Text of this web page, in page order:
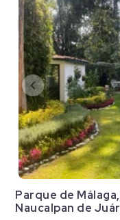
Parque de
Naucalpan de